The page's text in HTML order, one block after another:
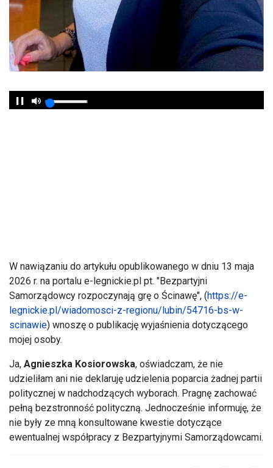
W nawiązaniu do artykułu opublikowanego w dniu 13 maja
2026 r. na portalu e-legnickie.pl pt. "Bezpartyjni
Samorządowcy rozpoczynają grę o Ścinawę", (https://e-
legnickie.pl/wiadomosci-z-regionu/lubin/54716-bs-w-
scinawie) wnoszę o publikację wyjaśnienia dotyczącego
mojej osoby.
Ja, Agnieszka Kosiorowska, oświadczam, że nie
udzieliłam ani nie deklaruję udzielenia poparcia żadnej partii
politycznej w nadchodzących wyborach. Pragnę zachować
pełną bezstronność polityczną. Jednocześnie informuję, że
nie były ze mną konsultowane kwestie dotyczące
ewentualnej współpracy z Bezpartyjnymi Samorządowcami.